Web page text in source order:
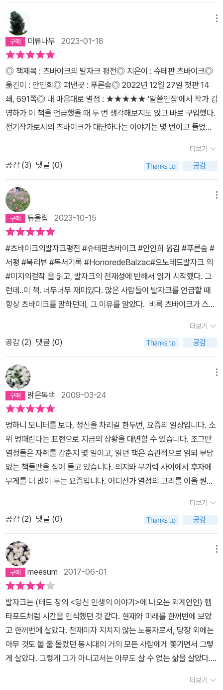
시시포스의 숙명 같은 ㅇ숙명에 처했다. 인쇄소 사업의 실패로 그는
자그마치 10만 프랑에 달하는 거금의 빚을 지게 됐다. 빚쟁이를 피해
야 했던 발자크는 파리 외곽의 조용한 은신처를 마련했다. 그의 작품
들이 세간의 인정을 받기 시작하자, 천박한 발자크의 품성은 폭주하
기 시작한다. 지독한 왕당파였던 그는 귀족 칭호를 받기 위해서라면
양심을 파는 것도 마다하지 않았다. 지독한 속물근성의 소유자가 바
로 발자크였다. 이십대에 구축된 저질문학을 남발하면서 몸에 밴 습
관은 쉽게 고쳐지지 않았다고 한다. 그는 도대체 어떤 방식으로 그런
똥구덩이에서 탈출할 수 있었을까. 이 정도면 정신을 좀 차리고 겸손
어울리지 않는 그런 삶이었던 모양이다. 빚쟁이 주제에 남에게 꿀리
는 삶은 살고 싶지 않았는지 버는 족족 사치스러운 물건을 사들이고,
사륜마차를 타고 다니면서(요즘으로 치면 고급 승용차에 해당하지 않
을까 싶다) 하인들을 부렸다. 이 정도면 구제불능의 인사가 아닐까 싶
다. 보통의 사람이라면 이 정도에서 나락으로 떨어졌을 텐데, 우리의
위대한 작가 발자크는 확실히 남다른 멘탈의 소유자였다. 연애에서
도, 창작에서도 발자크는 계속되는 실패에도 도무지 포기할 줄 몰랐
다. 까마귀 깃털 펜과 소탈한 잉크 병 그리고 두툼한 종이 뭉치를 무장
한 발자크는 오밤중에 깨어나 동이 틀 때까지 글쓰기를 전념했다. 일
단 발자크가 글을 쓰기 시작하면 아무 것도 그의 글쓰기에 대한 열정
을 막을 수가 없었다. 그동안 그가 체험한 숱한 연애의 실패(그는 추
한 얼굴의 뚱보였다고 한다), 가족들의 냉대 그리고 채무자들에게 시
었겠지만 발자크는 이런 고통의 시간 동안, 자신의 대표작들을 다수
과정에서 펼쳐지는 인간 드라마는 발자크의 위대한 업적인 <인간희
극>의 좋은 소재가 되었다. 아니 인간 그 자체가 발자크에게는 마르
지 않는 무궁무진한 그런 소재였다. 청년 시절, 숱한 저질문학 글쓰기
걸작들을 생산하기 시작했다. 날림으로 공장처럼 글을 찍어내던 이
가, 극적 탈바꿈을 통해 그 누구보다 완벽한 작품에 대한 강렬한 집착
을 보여주었다. 발자크는 자전적 소설 <루이 랑베르>로 드디어 작
가로서 인정받기 시작했다. 괴테가 <파우스트>는 쓰는데 60년이 걸
렸다면, 발자크는 이 걸작을 단 6주 만에 쓰는 괴력을 과시했다. 물론
<루이 랑베르> 역시 출판업자들의 등쌀에 못이겨 후반이 만족스럽지
못하다는 평이다. 드디어 작가로서 완숙기에 접어든 발자크는 <샤베
때, 발자크에게 “모르는 여인”이 등장한다. 지금으로 말하자면 팬레
터를 통해 우크라이나에 사는 공작부인이 등장한 것이다. 훗날 에벨
리나 폰 한스카 부인으로 알려진 이 인물은 속물덩어리 인간 발자크
의 욕망, 그러니까 백만장자 귀족 부인이라는 타이틀을 모두 충족시
킬 수 있는 그런 존재였다. 얼굴도 보지 못한 채, 고작 서너번의 서신
으로 망상가이자 금사빠인 발자크는 한스카 부인에게 사랑을 느끼기
시작했다. 낭만주의 사조와 역사소설이 판을 치던 19세기, 독자들은
흥미진진한 이야기를 생산해내는 작가가 소설의 주인공 같은 이야기
의 주인공이길 바랐던 모양이다. 이런 마당에 발자크는 소설보다 더
고 하니. 열심히 일했고, 열심히 실패하고. 안정 따위와는 천성적으로
거리가 멀다. 돈에 대한 그의 관점은 이렇다. '빚이 전혀 없거나 아주
조금일 경우에는 아끼지만 엄청난 빚은 사람을 오히려 낭비하도록 만
든다는 주장을 하고 있다.'(162) 궤변같지만 일리가 있다. '상상력과
정신력의 흥분의 능력을 가진 사람은 싸구려 모험을 필요로 하지 않
는다. 발자크는 자기 내면에 충분히 긴장을 가지고 있어서 다른 긴장
을 찾을 필요가 없었다.'(202) 전체 삶의 궤적 자체가 그 어떤 소설보
다 소설적이다. 예로, 오랫동안 구애를 한 러시아 귀족 부인이 있다.
그 부인을 사랑하기 보다는 그 부인이 가져다 줄 명예와 재산에 더 관
솟는다. 하지만 그녀 역시 발자크의 기질을 알았던 터라 발자크의 구
애를 질질 끈다. 하지만 발자크는 그녀의 거절로 불행하지 않다. 오랜
기간동안 이런 식으로 관계가 이어진다. 발자크 기질의 단면을 알 수
있다. '발자크의 운명의 법칙은 자신의 꿈을 오직 책에서만 만들어낼
수 있을 뿐 현실에서는 절대로 이룰 수 없다'(657)츠바이크는 발자
크의 운명에 대해 이렇게 정리한다. 불행하면서도 행복하게, 여한 없
이 살다 간 사람이 아닐까. 행복과 불행의 기준은 주관적이긴 하지만.
덧. 빵 터진 말이 있다. '마흔 살의 여자는 당신을 위해 무슨 일이든
할 것이다. 스무 살 여자는 아무 일도 안 한다.'(127) 발자크는 어릴
때도 연상 여인만을 뒤쫒아다녔다고.
크 평전'은 유작이기때문에 쌈박한 평전이라고 보기는 어렵다. 마지
막 부분이 발자크의 죽음으로 다소 당황스럽게 끝나고 있기 때문이
다. 발자크의 삶, 그 자체가 하나의 인간상을 이루어 <인간 희극>의
한 장을 이룰 법하다. 여러 가지 사업을 의욕적으로 벌이지만 늘 경제
적 곤란에 부닥치고,경제적 곤란을 극복하려 여러 여인들에게 선을
대 보지만 결국 여인들과도 엇갈리기 일쑤.보잘것 없는 작품이라도
이해할 수도, 표현할 길도 없는 생산 속도로 작업하는 작가.작업복으
로는 '수도복'을 입고, 한밤중부터 온몸으로 쓰는 대 작가(그로쎄 발자
크)발자크는 한 세계를 만들어냈지만, 세상은 그에게 아무 것도 주지
않았다.(520)이런 것이 츠바이크의 평가다. 냉정하다.평전이라면 마
지막 부분에서 대상 인물에 대한 평가가 드리워질 것으로 기대하고
있었는데, 그런 부분이 없는 마지막은... 8월의 크리스마스같은 느낌
곤란에 직면했던 발자크. 그러나, '큰 나무는 주변의 땅을 메마르게 만
든다'는 그의 말처럼 수많은 사람들과 일시적으로 알고 지냈지만 서
른 살에 이미 내면적 인간관계를 확대하지 않는다. 독한 작가...그의
창작 활동은 '리얼리즘의 승리'라고 불리우는데, 그 방법은 이렇다.모
든 인간은 제대로 관찰되고, 그 비밀까지 탐색된다. 그들이 서로 맞서
도록 그대로 놓아두기만 하면 된다. 세계는 계속 뒤섞이고 악은 악하
고, 선은 선하고, 비겁함, 간계, 비열함 등을 전혀 도덕적인 강조 없이
힘 그대로 받아들이면 된다. 밀도가 전부다.그것을 내면에 지니고 그
것을 인식할 줄 아는 사람이 곧 작가다.(307) 발자크에게 있어서 바
된다는 사실(457) 투철한 리얼리즘의 정신이 그의 작품 속 인물들에
게 그 시대를 숨쉬어서 독자들에게 날숨을 들려주는 이야기들이 그의
작품 속에 살아있다. 인정받지 못하는 상황에서도, 개별적인 인물들
을 여러 작품에 되풀이하여 등장시키고,인물 유형들이 이렇게 여러
작품에 돌아다니게 함으로써 모든 계층과 직업과 사상과 감정과 맥락
들을 포괄하는 복잡한 문학적 시대사를 쓴다는 결실 풍부한 착상.(18
4) 파헤칠 줄만 알면 현실은 끝도 없는 광산이고, 모든 인간은 <인간
희극>의 배우가 된다.(308)그래서 개별적 인간들은 전형적인 유형
으로 묘사되는 것이다.(310) 인간 본성의 무한한 다양성을 예술가는
관찰하기만 하면 된다.우연이 세계에서 가장 위대한 소설가.창조적이
기 위해서 인간은 우연을 탐구하기만 하면 된다. 프랑스 사회 자체가
역사 서술가이고 나는 단지 그 서기일 뿐.미덕과 악덕의 목록을 만들
들을 통합시켜 유형을 만들어냄으로써 그 많은 역사가들이 잊었던 풍
속사를 쓴 것.(561)이것이 150년이 지난 오늘날도 발자크의 이름을
남기게 된 힘이다. 발자크의 평전은 그를 위인으로 그리기보다는, 그
의 삶의 굴곡을 묘사하는 데 힘을 쓴다는 느낌이다. 파국의 상황에서
혼란을 느끼고 절망상황에서 창조하기는 불가능한데, 발자크라는 특
이한 현상에서는 모든 논리적 결론이 빗나간다.그가 살고 있는 두 세
계, 현실과 상상 세계는 그의 내부에서 공기가 통하지 않도록 서로 차
단되어 있었다.(281) 그의 자신감은 역시 대작가임을 증명한다.사회
의 역사와 비판, 사회적 악의 분석과 사회적 원칙의 언급을 포함하는
이 엄청난 계획은 내 작품에 지금 주어진 <인간 희극>이라는 제목을
주기에 무리가 없다고 생각된다.이 제목이 주제넘은 것인가? 그것은
정당한 것인가?전집이 완결되고 나면 여론이 그것을 판정할 일이다.
(563) 자신의 꿈을 오직 책에서만 만들어낼 수 있을 뿐,현실에서는
미류나무 2023-01-18
◎ 책제목 : 츠바이크의 발자크 평전◎ 지은이 : 슈테판 츠바이크◎
옮긴이 : 안인희◎ 펴낸곳 : 푸른숲◎ 2022년 12월 27일 첫판 14
쇄, 691쪽◎ 내 마음대로 별점 : ★★★★★​​ '알쓸인잡'에서 작가 김
영하가 이 책을 언급했을 때 두 번 생각해보지도 않고 바로 구입했다.
전기작가로서의 츠바이크가 대단하다는 이야기는 몇 번이고 들었던
여 단편소설가로서의 츠바이크를 애정하는 내게 이 책은 그를 사랑할
수밖에 없는 또다른 근거를 마련해주었다. 중요한 건 700쪽에 가까
운 이 책이 소설만큼 재미있다는 것이다. 발자크를 졸졸 따라다니며
그가 말하는 것을 녹음하고, 그의 활동을 카메라로 담은 것 같이 생생
하다.​​ 하지만 엄밀하게 말하자면 이 책은 미완성이다. 1945년 12월,
그의 친구였던 리하르트 프리덴탈이 슈테판 츠바이크의 원고들을 정
리하며 책을 낸 것이다. '당연한 일이지만 나는 작품의 스타일과 분위
기를 전혀 건드리지 않았다. 간혹 페이지들이나 삽입문들이 빠져 있
는 경우에는 예전의 판본들이나 그가 남긴 작업부분에서 찾아서 보충
했다. 거친 구상으로만 남아 있는 마지막 장들은 내가 고쳐 썼다. 그밖
에도 나는 앞에 언급한 별책과 쪽지와 메모들에 들어 있는 광범위한
자료들을 이용하였다. 그리고 츠바이크가 인용한 발자크 판본들에서
도움을 구했다.' (686쪽)이 작품은 광범위하게 구상되었고, 그는 때
때로 두 권짜리 책이 될 것이라고 말하곤 했다. 그러나 발자크의 ≪인
한 것이다. 발자크의 작품과 기록에서 그의 침착하지 못한 어떤 요소
가 평전(評傳) 쪽으로도 전염되었던 것 같다.683쪽 좋아하면 닮는
다더니 이런 것까지 닮을 줄이야. 아무튼 츠바이크가 죽은 뒤 친구인
리하르트는 성실하게 일을 해주었고 그 결과 우리는 훌륭한 작품을
볼 수 있게 되었으니 리하르트에게 감사를 전한다. 그가 아니었더라
면 츠바이크의 평전 중 최고라고 평한다는 이 책을 놓쳤을 게 아닌가.
(이래서 친구를 잘 사귀어야 한다.)​​ 츠바이크에 대한 리하르트의 애정
도 그렇지만 발자크에 대한 츠바이크의 애정도 대단하다. 이런 애정
이 없었더라면 이렇게 근사한 평전은 아마도 나오지 못했으리라. 이
는다. 잘못도, 아쉬움도 빠지지 않았다.)두드러지는 몇 가지를 꼽아보
자면,-돈을 벌기 위해 그는 소설공장을 가동시켜 자신의 이름과 야망
을 팔았다. 주문하는 대로 생산하는 글들은 저질이었다. '이 모든 일이
오로지 자신감의 결핍에서 나온 것이라는 것, 자신의 내적인 소명을
전혀 짐작도 못한 데서 나온 것이라는 사실을 생각하면 가슴이 떨린
다. (96쪽) ​-뒷계단 문학의 뻔뻔스러움, 전혀 있을 법하지 않음, 심각
한 감상주의는 발자크 소설에서 완전히 떨어져나가지 않았다. 무엇보
다도 문필업 공장 시대에 버릇이 된 저 유동성, 날조, 유들유들함은 그
의 문체에 치명적인 것으로 남았다. (96쪽) 그리고 그 결과는 이렇게
도 나타났다. '어떻게 해서라도 식품창고로 뚫고 들어가려고 애쓰는
굶주린 들쥐의 식품창고의 유혹적인 향기가 자신의 내장 속까지 타들
어오는 것을 느꼈다. 극단적인 노력도 그를 단 한 걸음도 앞으로 나가
단편소설, 기고문들 말고도 거의 모두 극히 중요한 74개의 소설들을
더보기
공감 (3) 댓글 (0)
튜울립 2023-10-15
#츠바이크의발자크평전 #슈테판츠바이크 #안인희 옮김 #푸른숲 #
서평 #북리뷰 #독서기록 #HonoredeBalzac#오노레드발자크 의
#미지의걸작 을 읽고, 발자크의 천재성에 반해서 읽기 시작했다. 그
런데..이 책. 너무너무 재미있다. 많은 사람들이 발자크를 언급할 때
항상 츠바이크를 말하던데, 그 이유를 알았다. 비록 츠바이크가 스스
대로 완벽하다. 친구 리하르트 프리덴탈은 그저 정리만 해서 출판했
다고. 물론 정리도 쉽지는 않았겠지만. 발자크의 생애가 워낙 드라마
틱해서 자료도 워낙 많고, 츠바이크가 그 많은 자료를 다 모으고 다 읽
고 정리해 놓은 과정이 놀랍고 또 놀랍다. 발자크의 생애를 연대순으
로 정리한 것 같으면서도 주제별로 나뉘어져있어서 (발자크의 생애
자체가 변화무쌍해서 그런지) 읽기 편하고 무엇보다도 너무나 재미있
다. 신은 역시 공평한 것이, 한 사람에게 모든 것을 주지 않는다. 천재
발자크는 문학에 몰입할 때 그에 상응하는 결과물이 나왔고, 그 천재
적인 머리로 돈을 벌려고 할 때는 아이디어는 좋았지만 결과는 안 좋
았다. 아니, 시대를 너무 앞서갔다고 할까. 그렇게나 속물적인 사람이
그렇게나 대단한 작품을 그 짧은 생애 동안 100여권 써 낼 수 있다니.
얼마나 에너제틱하고 창의적인지. 모차르트가 작곡할 때 그저 머리에
서 들리는 곡을 악보로 옮긴 것이라던 말이 바로 발자크에게도 통한
다. 발자크의 천박하고 낭비적인 취향은 고스란히 그의 작품 속에서
을 묘사한 것이었다! 그가 보고 생각하고 느낀 것은 그대로 우리 인간
의 모습 그대로를 묘사한 것이다. 계속 키득대며 읽었다. 불쌍한 발자
크. 발자크를 알고 싶으면 ‘츠바이크의 발자크 평전‘을 읽으라. 무조
건. 자기 앞에 놓인 거의 30년 세월 동안 그는 단 한 해도, 한 달도, 한
주도, 단 하루도 게으름을 부려서는 안된다. ..쾌락이나 안락을 위한
여지는 없다. .. 발자크는 그러한 작업이 요구하는 체념이라는 대가를
알고 있었다. 그는 자신의 두뇌, 잠, 힘, 전생명을 바쳐야 하리라는 사
실을 알고 있었다. p316
더보기
공감 (2) 댓글 (0)
맑은독백 2009-03-24
멍하니 모니터를 보다, 정신을 차리길 한두번, 요즘의 일상입니다. 소
위 멍때린다는 표현으로 지금의 상황을 대변할 수 있습니다. 조그만
열정들은 자취를 감춘지 몇 일이고, 읽던 책은 습관적으로 읽되 부담
없는 책들만을 집어 들고 있습니다. 의지와 무기력 사이에서 후자에
무게를 더 많이 두는 요즘입니다. 어디선가 열정의 고리를 이을 뭔가
수 없이 책에서 돌파구를 찾으려 합니다.슈테판 츠바이크의 발자크
평전을 읽었습니다.발자크의 인생 만큼이나 열정적으로 한 호흡에 긴
글을 읽었습니다. 읽는 와중에 스스로 속도를 못이겨 짐짓 정신 차리
기 몇번 했습니다. 발자크가 쓴 책 한권 읽지 않고서 발자크 평전을 읽
는 다는 것이 우습기도 합니다. 그러나 마음이 허할 때 전기나 평전을
읽으며, 새로운 열정의 고리를 찾는 경우가 가끔있습니다.세상과 단
절된 공간, 스스로 만든 공간에서 무한한 사실성을 토해낸 그의 천재
적 필력에 읽는 내내 경외감을 느꼈습니다. 지독히도 스스로를 몰아
부쳐 극한의 시공간에서 창조력을 빛낸 작가는 지금의 내 모습과 비
교되어 스스로 자괴감에 빠져들기 충분합니다.<<인간희극>>이라는
전대 미문의 소설을 20여년간에 엮은 발자크는 아마 이전에도 이후
로도 나오기 힘들지 않을까합니다. 40여일 만에 썼다는 '고리오 영
감', 말미에 휘갈겨 쓴 '사촌베트', '사촌 퐁스', '농부들', '시골의사', 6
더보기
공감 (2) 댓글 (0)
meesum 2017-06-01
발자크는 (테드 창의 <당신 인생의 이야기>에 나오는 외계인인) 헵
타포드처럼 시간을 인식했던 것 같다. 현재와 미래를 한꺼번에 보았
고 한꺼번에 살았다. 천재이자 지치지 않는 노동자로서, 당장 외에는
아무 것도 볼 줄 몰랐던 동시대의 거의 모든 사람에게 쫓기면서 그렇
게 살았다. 그렇게 그가 아니고서는 아무도 살 수 없는 삶을 살았다.
와 동시대에 살지 않는다는 것이 얼마나 다행인지 모르겠다. 동시대
더보기